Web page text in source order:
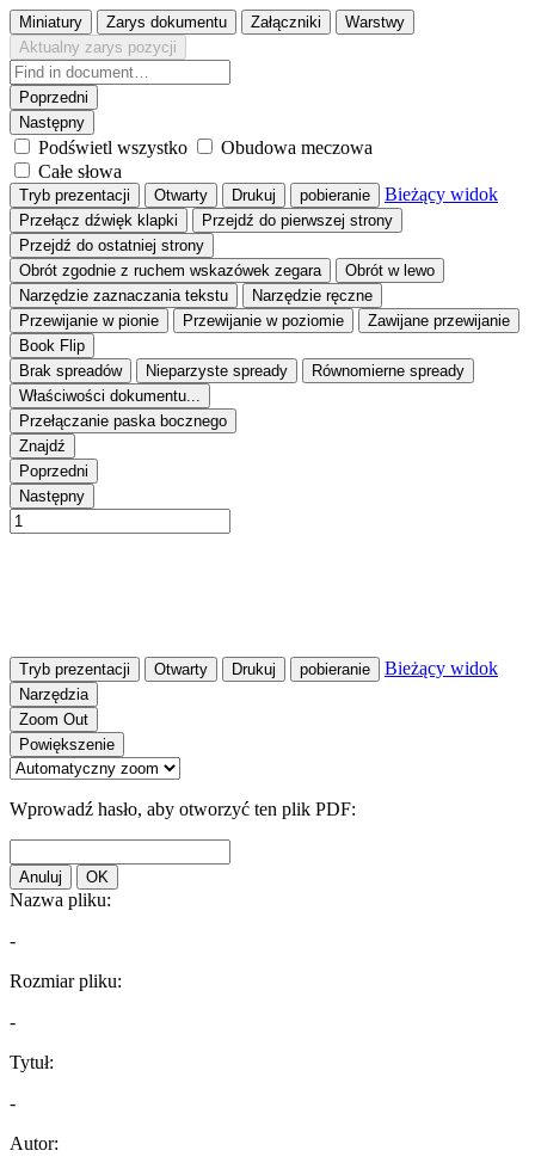
Miniatury Zarys dokumentu Załączniki
Warstwy
Aktualny zarys pozycji
Poprzedni
Następny
Podświetl wszystko
Obudowa meczowa
Całe słowa
Tryb prezentacji Otwarty Drukuj pobieranie Bieżący widok
Przełącz dźwięk klapki
Przejdź do pierwszej strony
Przejdź do ostatniej strony
Obrót zgodnie z ruchem wskazówek zegara
Obrót w lewo
Narzędzie zaznaczania tekstu
Narzędzie ręczne
Przewijanie w pionie
Przewijanie w poziomie
Zawijane przewijanie
Book Flip
Brak spreadów
Nieparzyste spready
Równomierne spready
Właściwości dokumentu...
Przełączanie paska bocznego
Znajdź
Poprzedni
Następny
Tryb prezentacji Otwarty Drukuj pobieranie Bieżący widok
Narzędzia
Zoom Out
Powiększenie
Wprowadź hasło, aby otworzyć ten plik PDF:
Anuluj OK
Nazwa pliku:
-
Rozmiar pliku:
-
Tytuł:
-
Autor: